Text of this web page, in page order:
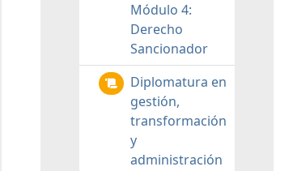
Módulo 4:
Derecho
Sancionador
Diplomatura en
gestión,
transformación
y
administración